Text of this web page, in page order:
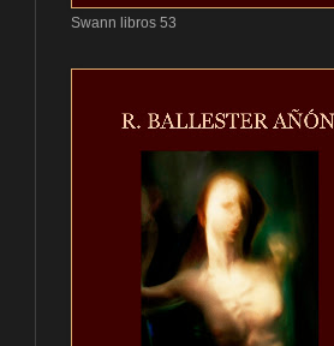
Swann libros 53